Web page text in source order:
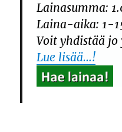
Lainasumma:
Laina-aika: 1-
Voit yhdistää jo
Lue lisää…!